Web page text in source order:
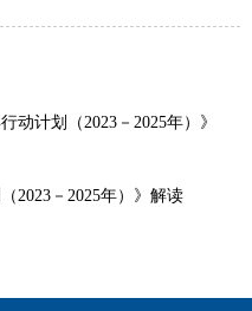
动计划（2023－2025年）》
2023－2025年）》解读